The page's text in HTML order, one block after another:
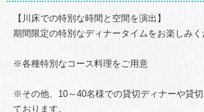
【川床での特別な時間と空間を演出】
期間限定の特別なディナータイムをお楽しみく
※各種特別なコース料理をご用意
※その他、10～40名様での貸切ディナーや貸
ております。